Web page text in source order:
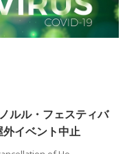
ルル・フェスティバ
イベント中止